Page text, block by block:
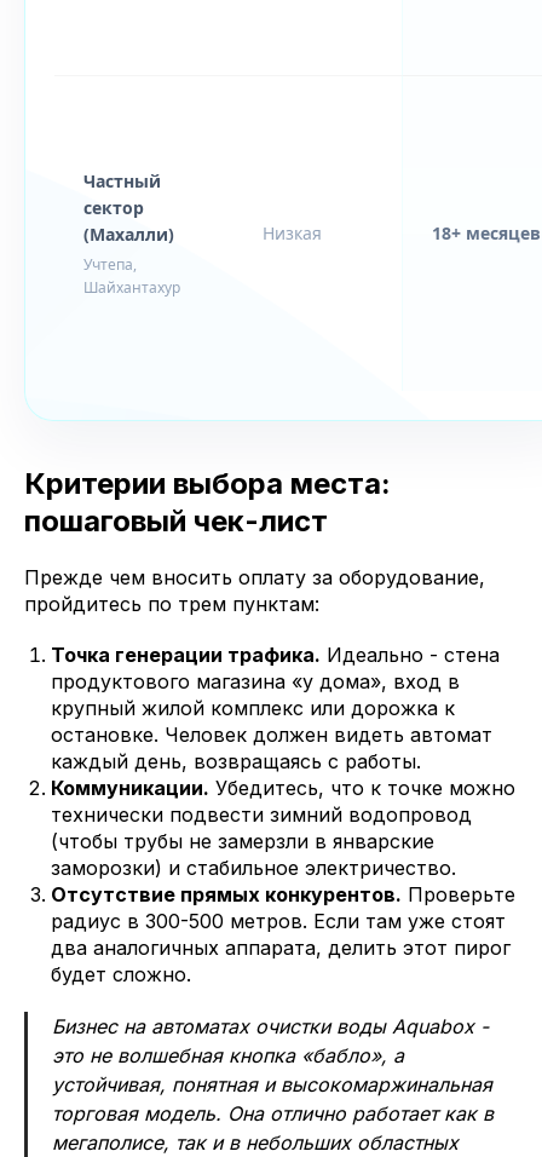
Частный
сектор
(Махалли)
Учтепа,
Шайхантахур
Низкая 18+ месяцев
Критерии выбора места:
пошаговый чек-лист
Прежде чем вносить оплату за оборудование,
пройдитесь по трем пунктам:
Точка генерации трафика. Идеально - стена
продуктового магазина «у дома», вход в
крупный жилой комплекс или дорожка к
остановке. Человек должен видеть автомат
каждый день, возвращаясь с работы.
Коммуникации. Убедитесь, что к точке можно
технически подвести зимний водопровод
(чтобы трубы не замерзли в январские
заморозки) и стабильное электричество.
Отсутствие прямых конкурентов. Проверьте
радиус в 300-500 метров. Если там уже стоят
два аналогичных аппарата, делить этот пирог
будет сложно.
Бизнес на автоматах очистки воды Aquabox -
это не волшебная кнопка «бабло», а
устойчивая, понятная и высокомаржинальная
торговая модель. Она отлично работает как в
мегаполисе, так и в небольших областных